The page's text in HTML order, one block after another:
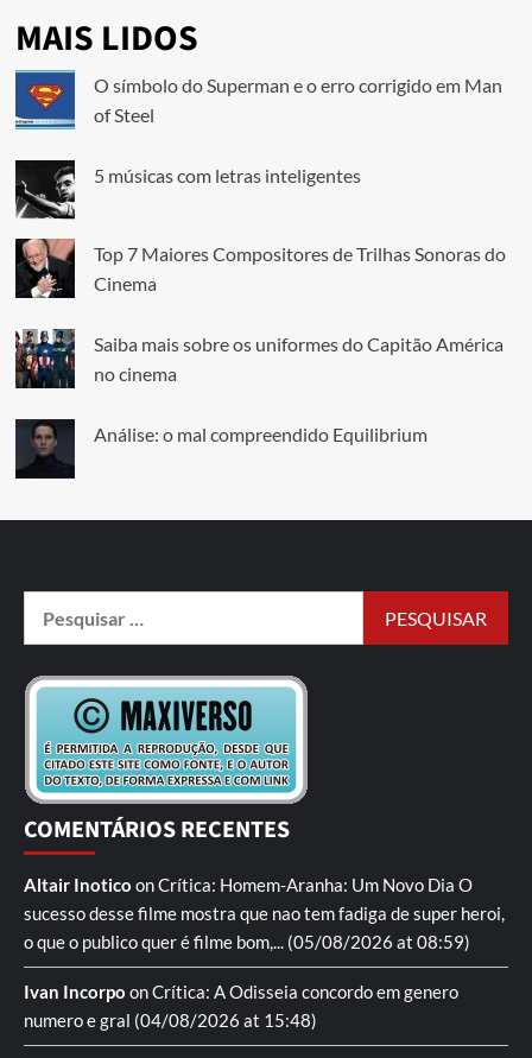
MAIS LIDOS
O símbolo do Superman e o erro corrigido em Man
of Steel
5 músicas com letras inteligentes
Top 7 Maiores Compositores de Trilhas Sonoras do
Cinema
Saiba mais sobre os uniformes do Capitão América
no cinema
Análise: o mal compreendido Equilibrium
COMENTÁRIOS RECENTES
Altair Inotico onCrítica: Homem-Aranha: Um Novo Dia O
sucesso desse filme mostra que nao tem fadiga de super heroi,
o que o publico quer é filme bom,... (05/08/2026 at 08:59)
Ivan Incorpo onCrítica: A Odisseia concordo em genero
numero e gral (04/08/2026 at 15:48)